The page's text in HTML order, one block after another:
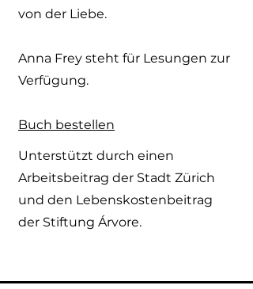
von der Liebe.
Anna Frey steht für Lesungen zur
Verfügung.
Buch bestellen
Unterstützt durch einen
Arbeitsbeitrag der Stadt Zürich
und den Lebenskostenbeitrag
der Stiftung Árvore.